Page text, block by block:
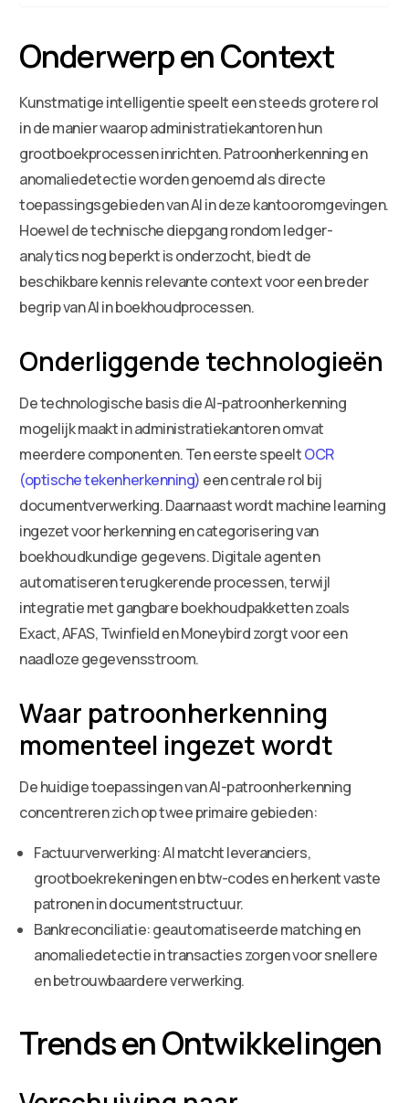
Onderwerp en Context
Kunstmatige intelligentie speelt een steeds grotere rol
in de manier waarop administratiekantoren hun
grootboekprocessen inrichten. Patroonherkenning en
anomaliedetectie worden genoemd als directe
toepassingsgebieden van AI in deze kantooromgevingen.
Hoewel de technische diepgang rondom ledger-
analytics nog beperkt is onderzocht, biedt de
beschikbare kennis relevante context voor een breder
begrip van AI in boekhoudprocessen.
Onderliggende technologieën
De technologische basis die AI-patroonherkenning
mogelijk maakt in administratiekantoren omvat
meerdere componenten. Ten eerste speeltOCR
(optische tekenherkenning) een centrale rol bij
documentverwerking. Daarnaast wordt machine learning
ingezet voor herkenning en categorisering van
boekhoudkundige gegevens. Digitale agenten
automatiseren terugkerende processen, terwijl
integratie met gangbare boekhoudpakketten zoals
Exact, AFAS, Twinfield en Moneybird zorgt voor een
naadloze gegevensstroom.
Waar patroonherkenning
momenteel ingezet wordt
De huidige toepassingen van AI-patroonherkenning
concentreren zich op twee primaire gebieden:
Factuurverwerking: AI matcht leveranciers,
grootboekrekeningen en btw-codes en herkent vaste
patronen in documentstructuur.
Bankreconciliatie: geautomatiseerde matching en
anomaliedetectie in transacties zorgen voor snellere
en betrouwbaardere verwerking.
Trends en Ontwikkelingen